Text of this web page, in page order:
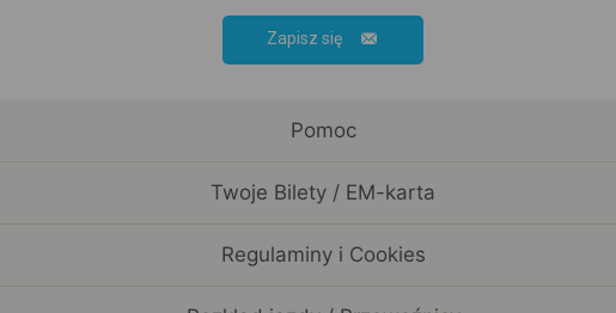
Zapisz się
Pomoc
Twoje Bilety / EM-karta
Regulaminy i Cookies